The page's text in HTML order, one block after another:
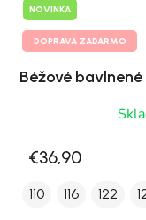
NOVINKA
DOPRAVA ZADARMO
Béžové bavlnené
€36,90
110 116 122